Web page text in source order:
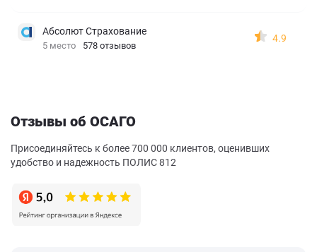
Абсолют Страхование
5 место 578 отзывов
4.9
Отзывы об ОСАГО
Присоединяйтесь к более 700 000 клиентов, оценивших
удобство и надежность ПОЛИС 812